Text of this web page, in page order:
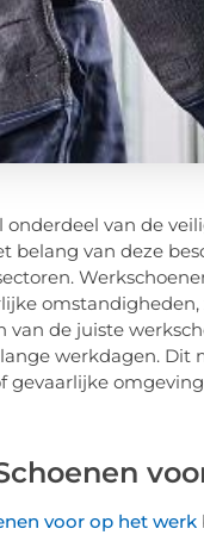
van de
van deze
omstandigheden,
de juiste
werkdagen. Dit
gevaarlijke
voor op het werk